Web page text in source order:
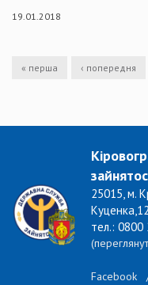
19.01.2018
« перша ‹ попередня
25015, м.
тел.:
Facebook